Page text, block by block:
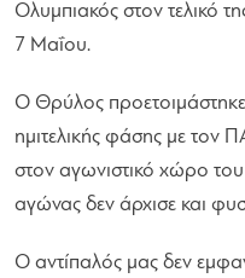
Ολυμπιακός στον τελικό
7 Μαΐου.
Ο Θρύλος
ημιτελικής φάσης με τον
στον αγωνιστικό χώρο
αγώνας δεν άρχισε και
Ο αντίπαλός μας δεν